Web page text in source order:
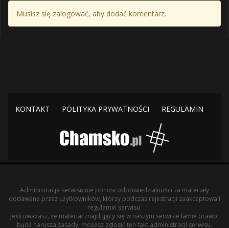
Musisz się zalogować, aby dodać komentarz.
KONTAKT POLITYKA PRYWATNOŚCI REGULAMIN
Administracja serwisu nie ponosi odpowiedzialności za materiały
dodawane przez użytkowników, którzy podczas rejestracji zaakceptowali
regulamin serwisu.
Jeśli uważasz, że materiał znajdujący się w naszym serwisie łamie prawo,
bądź narusza zasady, możesz zgłosić ten fakt administracji serwisu.